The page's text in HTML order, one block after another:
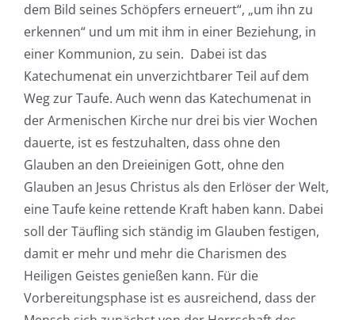
dem Bild seines Schöpfers erneuert“, „um ihn zu
erkennen“ und um mit ihm in einer Beziehung, in
einer Kommunion, zu sein. Dabei ist das
Katechumenat ein unverzichtbarer Teil auf dem
Weg zur Taufe. Auch wenn das Katechumenat in
der Armenischen Kirche nur drei bis vier Wochen
dauerte, ist es festzuhalten, dass ohne den
Glauben an den Dreieinigen Gott, ohne den
Glauben an Jesus Christus als den Erlöser der Welt,
eine Taufe keine rettende Kraft haben kann. Dabei
soll der Täufling sich ständig im Glauben festigen,
damit er mehr und mehr die Charismen des
Heiligen Geistes genießen kann. Für die
Vorbereitungsphase ist es ausreichend, dass der